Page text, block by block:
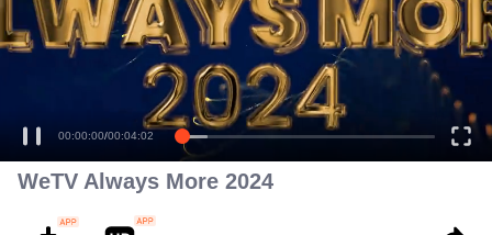
00:00:00/00:04:02
WeTV Always More 2024